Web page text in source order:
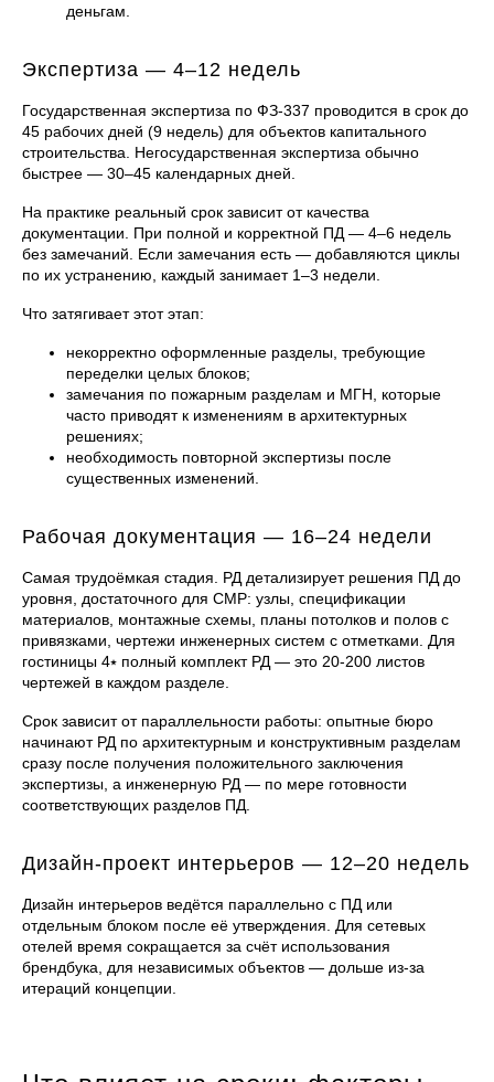
деньгам.
Экспертиза — 4–12 недель
Государственная экспертиза по ФЗ-337 проводится в срок до
45 рабочих дней (9 недель) для объектов капитального
строительства. Негосударственная экспертиза обычно
быстрее — 30–45 календарных дней.
На практике реальный срок зависит от качества
документации. При полной и корректной ПД — 4–6 недель
без замечаний. Если замечания есть — добавляются циклы
по их устранению, каждый занимает 1–3 недели.
Что затягивает этот этап:
некорректно оформленные разделы, требующие
переделки целых блоков;
замечания по пожарным разделам и МГН, которые
часто приводят к изменениям в архитектурных
решениях;
необходимость повторной экспертизы после
существенных изменений.
Рабочая документация — 16–24 недели
Самая трудоёмкая стадия. РД детализирует решения ПД до
уровня, достаточного для СМР: узлы, спецификации
материалов, монтажные схемы, планы потолков и полов с
привязками, чертежи инженерных систем с отметками. Для
гостиницы 4⭑ полный комплект РД — это 20-200 листов
чертежей в каждом разделе.
Срок зависит от параллельности работы: опытные бюро
начинают РД по архитектурным и конструктивным разделам
сразу после получения положительного заключения
экспертизы, а инженерную РД — по мере готовности
соответствующих разделов ПД.
Дизайн-проект интерьеров — 12–20 недель
Дизайн интерьеров ведётся параллельно с ПД или
отдельным блоком после её утверждения. Для сетевых
отелей время сокращается за счёт использования
брендбука, для независимых объектов — дольше из-за
итераций концепции.